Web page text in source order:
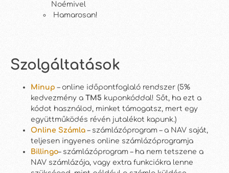
Noémivel
Hamarosan!
Szolgáltatások
Minup – online időpontfoglaló rendszer (5%
kedvezmény a TM5 kuponkóddal! Sőt, ha ezt a
kódot használod, minket támogatsz, mert egy
együttműködés révén jutalékot kapunk.)
Online Számla – számlázóprogram – a NAV saját,
teljesen ingyenes online számlázóprogramja
Billingo– számlázóprogram – ha nem tetszene a
NAV számlázója, vagy extra funkciókra lenne